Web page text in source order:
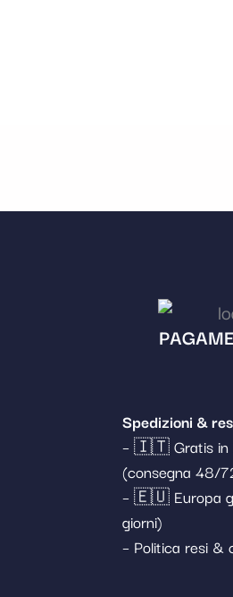
Spedizioni &
– 🇮🇹 Gratis in
(consegna 48/
– 🇪🇺 Europa
giorni)
– Politica resi &